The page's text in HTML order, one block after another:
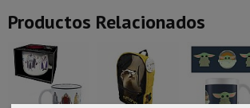
Productos Relacionados